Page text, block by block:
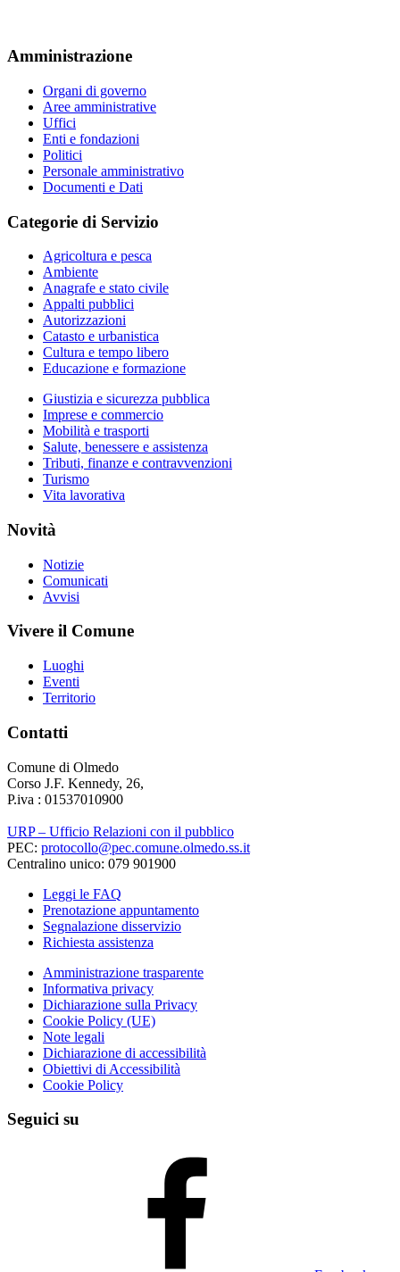
Amministrazione
Organi di governo
Aree amministrative
Uffici
Enti e fondazioni
Politici
Personale amministrativo
Documenti e Dati
Categorie di Servizio
Agricoltura e pesca
Ambiente
Anagrafe e stato civile
Appalti pubblici
Autorizzazioni
Catasto e urbanistica
Cultura e tempo libero
Educazione e formazione
Giustizia e sicurezza pubblica
Imprese e commercio
Mobilità e trasporti
Salute, benessere e assistenza
Tributi, finanze e contravvenzioni
Turismo
Vita lavorativa
Novità
Notizie
Comunicati
Avvisi
Vivere il Comune
Luoghi
Eventi
Territorio
Contatti
Comune di Olmedo
Corso J.F. Kennedy, 26,
P.iva : 01537010900
URP – Ufficio Relazioni con il pubblico
PEC: protocollo@pec.comune.olmedo.ss.it
Centralino unico: 079 901900
Leggi le FAQ
Prenotazione appuntamento
Segnalazione disservizio
Richiesta assistenza
Amministrazione trasparente
Informativa privacy
Dichiarazione sulla Privacy
Cookie Policy (UE)
Note legali
Dichiarazione di accessibilità
Obiettivi di Accessibilità
Cookie Policy
Seguici su